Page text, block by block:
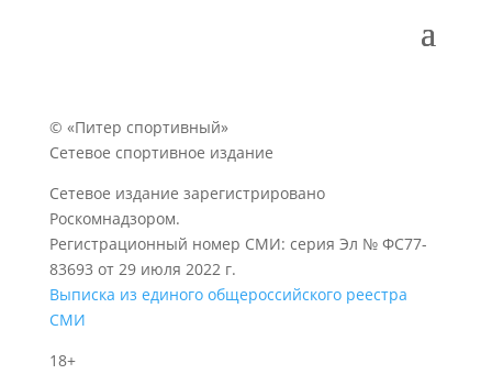
© «Питер спортивный»
Сетевое спортивное издание
Сетевое издание зарегистрировано
Роскомнадзором.
Регистрационный номер СМИ: серия Эл № ФС77-
83693 от 29 июля 2022 г.
Выписка из единого общероссийского реестра
СМИ
18+